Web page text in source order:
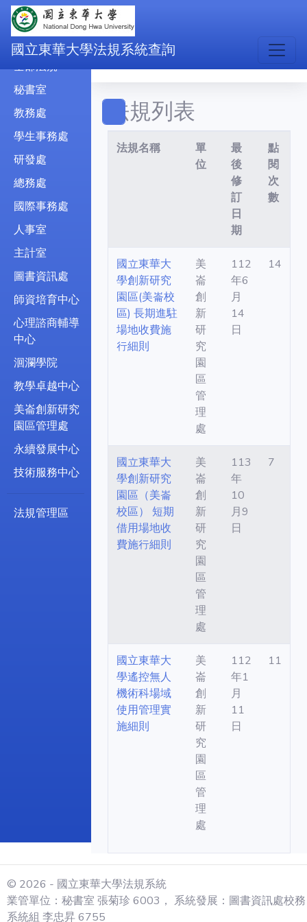
國立東華大學法規系統查詢
全部法規
秘書室
教務處
學生事務處
研發處
總務處
國際事務處
人事室
主計室
圖書資訊處
師資培育中心
心理諮商輔導
中心
洄瀾學院
教學卓越中心
美崙創新研究
園區管理處
永續發展中心
技術服務中心
法規管理區
法規列表
法規名稱
單
位
最
後
修
訂
日
期
點
閱
次
數
國立東華大
學創新研究
園區(美崙校
區) 長期進駐
場地收費施
行細則
美
崙
創
新
研
究
園
區
管
理
處
112
年6
月
14
日
14
國立東華大
學創新研究
園區（美崙
校區） 短期
借用場地收
費施行細則
美
崙
創
新
研
究
園
區
管
理
處
113
年
10
月9
日
7
國立東華大
學遙控無人
機術科場域
使用管理實
施細則
美
崙
創
新
研
究
園
區
管
理
處
112
年1
月
11
日
11
© 2026 - 國立東華大學法規系統
業管單位：秘書室 張菊珍 6003， 系統發展：圖書資訊處校務
系統組 李忠昇 6755